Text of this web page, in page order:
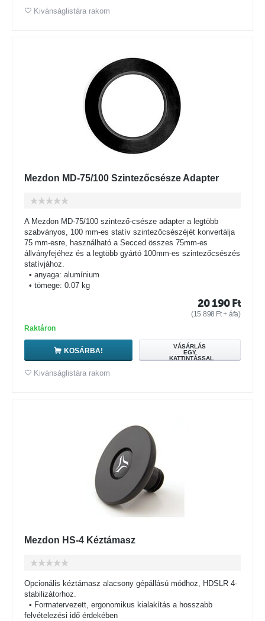
Kivánságlistára rakom
Mezdon MD-75/100 Szintezőcsésze Adapter
A Mezdon MD-75/100 szintező-csésze adapter a legtöbb
szabványos, 100 mm-es statív szintezőcsészéjét konvertálja
75 mm-esre, használható a Secced összes 75mm-es
állványfejéhez és a legtöbb gyártó 100mm-es szintezőcsészés
statívjához.
• anyaga: alumínium
• tömege: 0.07 kg
20 190 Ft
(15 898 Ft+ áfa)
Raktáron
KOSÁRBA!
VÁSÁRLÁS
EGY
KATTINTÁSSAL
Kivánságlistára rakom
Mezdon HS-4 Kéztámasz
Opcionális kéztámasz alacsony gépállású módhoz, HDSLR 4-
stabilizátorhoz.
• Formatervezett, ergonomikus kialakítás a hosszabb
felvételezési idő érdekében